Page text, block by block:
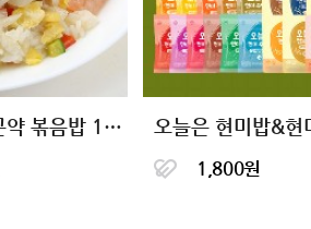
[허닭] 닭가슴살 곤약 볶음밥 10종 골라담기
1,800원